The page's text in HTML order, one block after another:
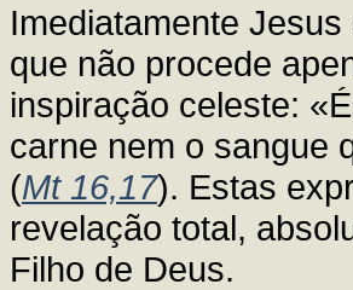
Imediatamente
que não procede
inspiração celeste:
carne nem o sangue
(Mt 16,17). Estas
revelação total,
Filho de Deus.